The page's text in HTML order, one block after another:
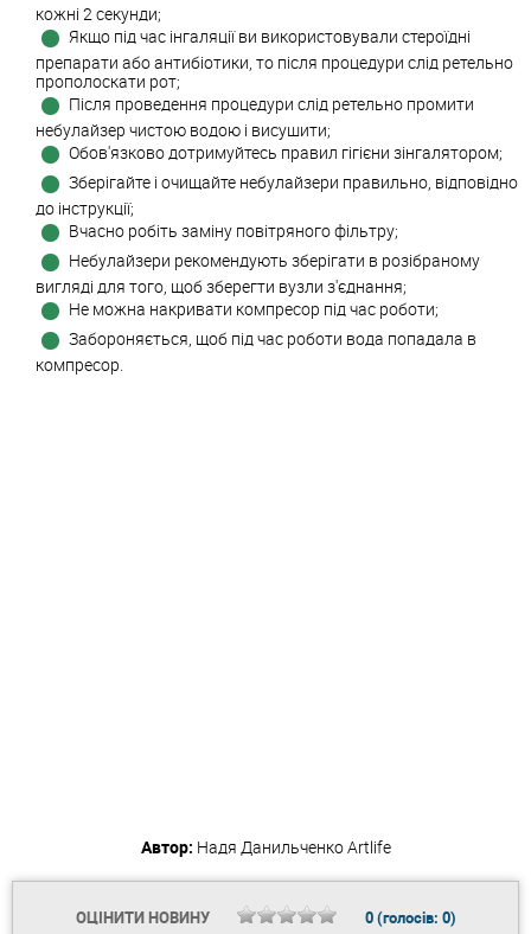
кожні 2 секунди;
Якщо під час інгаляції ви використовували стероїдні
препарати або антибіотики, то після процедури слід ретельно
прополоскати рот;
Після проведення процедури слід ретельно промити
небулайзер чистою водою і висушити;
Обов'язково дотримуйтесь правил гігієни зінгалятором;
Зберігайте і очищайте небулайзери правильно, відповідно
до інструкції;
Вчасно робіть заміну повітряного фільтру;
Небулайзери рекомендують зберігати в розібраному
вигляді для того, щоб зберегти вузли з'єднання;
Не можна накривати компресор під час роботи;
Забороняється, щоб під час роботи вода попадала в
компресор.
Автор: Надя ДанильченкоArtlife
ОЦІНИТИ НОВИНУ 0(голосів: 0)